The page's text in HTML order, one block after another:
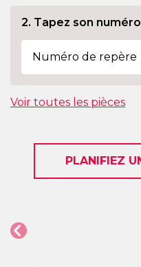
2. Tapez son
Voir toutes les pièces
PLANIFIEZ